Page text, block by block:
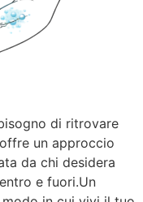
di ritrovare
un approccio
da chi desidera
e fuori.Un